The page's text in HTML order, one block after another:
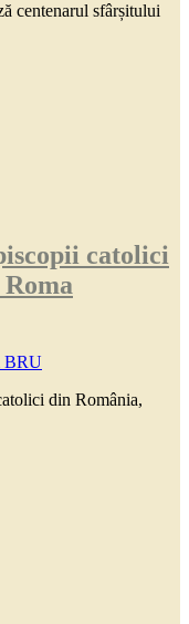
centenarul sfârșitului
catolici
BRU
din România,